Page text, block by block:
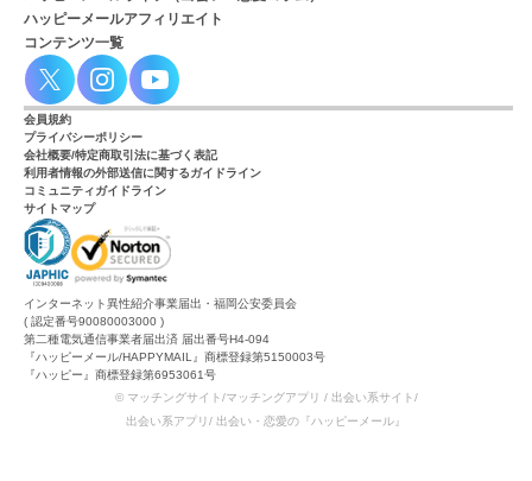
ハッピーメールアフィリエイト
コンテンツ一覧
会員規約
プライバシーポリシー
会社概要/特定商取引法に基づく表記
利用者情報の外部送信に関するガイドライン
コミュニティガイドライン
サイトマップ
インターネット異性紹介事業届出・福岡公安委員会
( 認定番号90080003000 )
第二種電気通信事業者届出済 届出番号H4-094
『ハッピーメール/HAPPYMAIL』商標登録第5150003号
『ハッピー』商標登録第6953061号
© マッチングサイト/マッチングアプリ / 出会い系サイト/
出会い系アプリ/ 出会い・恋愛の『ハッピーメール』